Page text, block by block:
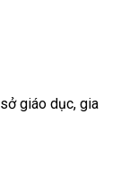
giáo dục, gia